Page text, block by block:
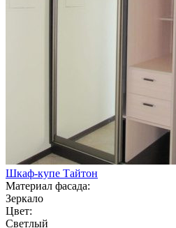
Шкаф-купе Тайтон
Материал фасада:
Зеркало
Цвет:
Светлый